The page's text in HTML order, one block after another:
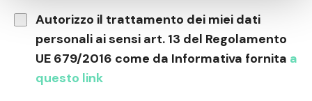
Autorizzo il trattamento dei miei dati
personali ai sensi art. 13 del Regolamento
UE 679/2016 come da Informativa fornita a
questo link